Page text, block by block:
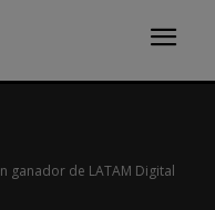
ganador de LATAM Digital